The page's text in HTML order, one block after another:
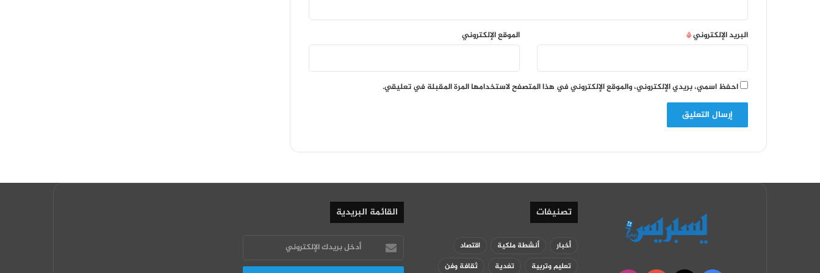
البريد الإلكتروني* الموقع الإلكتروني
احفظ اسمي، بريدي الإلكتروني، والموقع الإلكتروني في هذا المتصفح لاستخدامها المرة المقبلة في تعليقي.
تصنيفات
أخبار أنشطة ملكية
اقتصاد
تعليم وتربية
تغدية ثقافة وفن
القائمة البريدية
أدخل
بريدك
الإلكتروني